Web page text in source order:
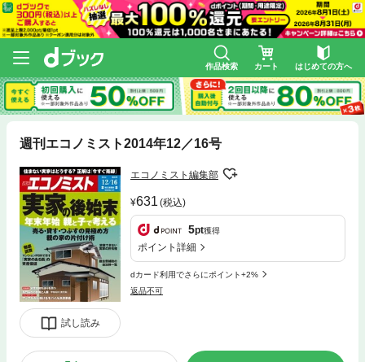
作品検索 カート はじめての方へ
週刊エコノミスト2014年12／16号
試し読み
エコノミスト編集部
631 (税込)
5pt獲得
ポイント詳細
dカード利用でさらにポイント+2%
返品不可